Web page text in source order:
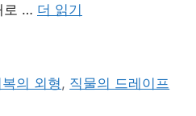
로 … 더 읽기
복의 외형, 직물의 드레이프